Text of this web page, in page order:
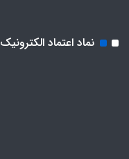
نماد اعتماد الکترونیک